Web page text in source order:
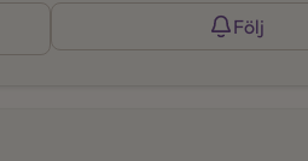
Följ